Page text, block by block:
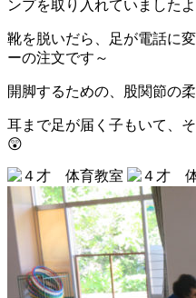
ンプを取り入れていましたよ
靴を脱いだら、足が電話に
ーの注文です～
開脚するための、股関節の柔
耳まで足が届く子もいて、
😲